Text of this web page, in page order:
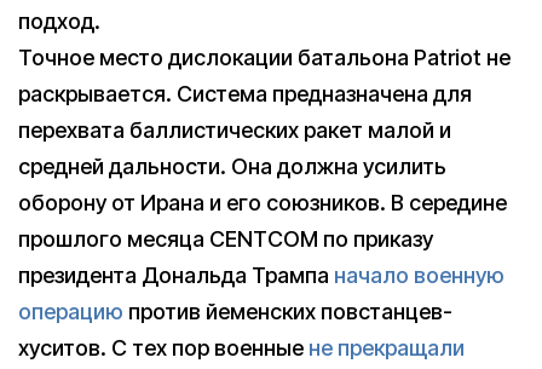
подход.
Точное место дислокации батальона Patriot не
раскрывается. Система предназначена для
перехвата баллистических ракет малой и
средней дальности. Она должна усилить
оборону от Ирана и его союзников. В середине
прошлого месяца CENTСOM по приказу
президента Дональда Трампа начало военную
операцию против йеменских повстанцев-
хуситов. С тех пор военные не прекращали